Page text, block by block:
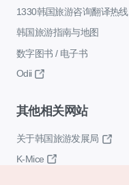
1330韩国旅游咨询翻译热线
韩国旅游指南与地图
数字图书 / 电子书
Odii
其他相关网站
关于韩国旅游发展局
K-Mice